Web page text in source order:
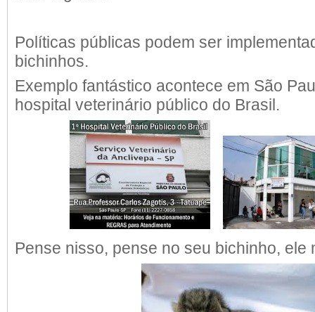
Políticas públicas podem ser
bichinhos.
Exemplo fantástico acontece em São
hospital veterinário público do Brasil.
Pense nisso, pense no seu bichinho, ele